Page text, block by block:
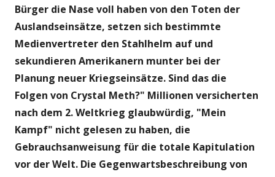
Bürger die Nase voll haben von den Toten der
Auslandseinsätze, setzen sich bestimmte
Medienvertreter den Stahlhelm auf und
sekundieren Amerikanern munter bei der
Planung neuer Kriegseinsätze. Sind das die
Folgen von Crystal Meth?" Millionen versicherten
nach dem 2. Weltkrieg glaubwürdig, "Mein
Kampf" nicht gelesen zu haben, die
Gebrauchsanweisung für die totale Kapitulation
vor der Welt. Die Gegenwartsbeschreibung von